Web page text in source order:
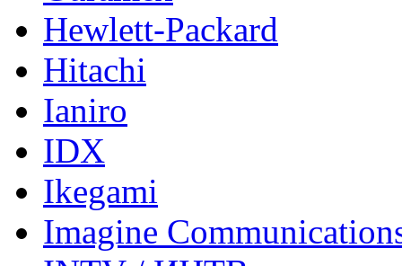
Hewlett-Packard
Hitachi
Ianiro
IDX
Ikegami
Imagine